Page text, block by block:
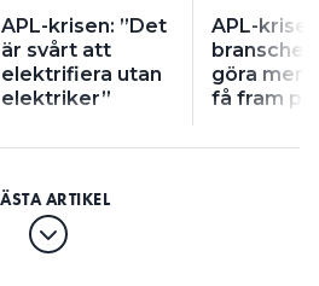
APL-krisen: ”Det
är svårt att
elektrifiera utan
elektriker”
APL-
göra mer
få fram